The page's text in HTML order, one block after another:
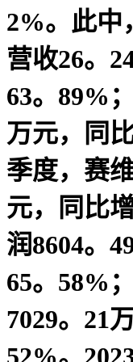
2%。此中
营收26。
63。89%
万元，同
季度，赛
元，同比
润8604。
65。58%
7029。21
52%。